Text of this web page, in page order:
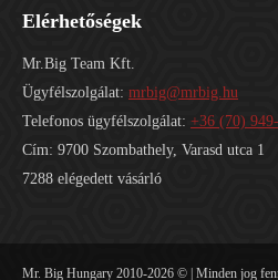
Elérhetőségek
Mr.Big Team Kft.
Ügyfélszolgálat: mrbig@mrbig.hu
Telefonos ügyfélszolgálat: +36 (70)
Cím: 9700 Szombathely, Varasd utca 1
7288 elégedett vásárló
Mr. Big Hungary 2010-2026 © | Minden jog